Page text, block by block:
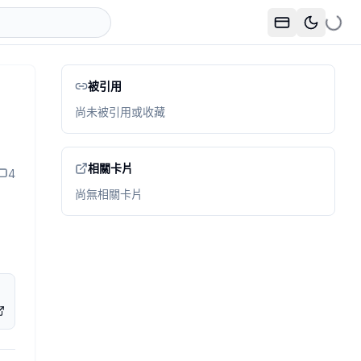
4
被引用
尚未被引用或收藏
相關卡片
尚無相關卡片